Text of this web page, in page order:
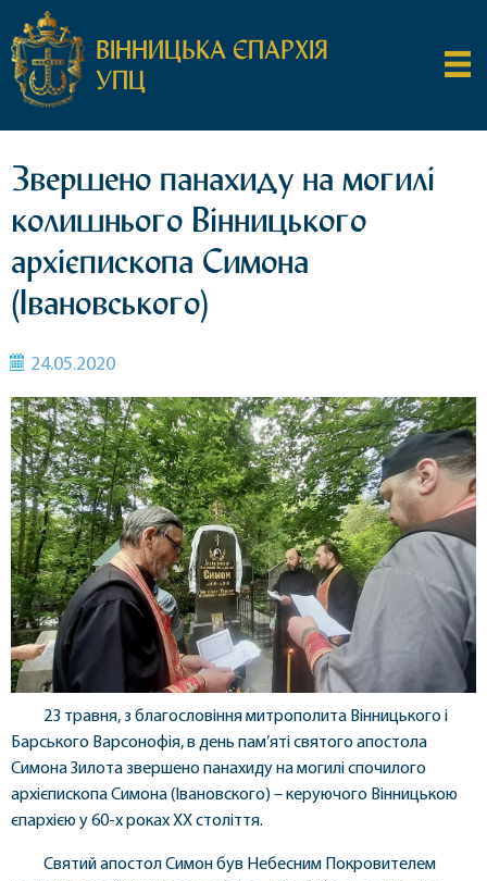
ВІННИЦЬКА ЄПАРХІЯ
УПЦ
Звершено панахиду на могилі
колишнього Вінницького
архієпископа Симона
(Івановського)
24.05.2020
23 травня, з благословіння митрополита Вінницького і
Барського Варсонофія, в день пам’яті святого апостола
Симона Зилота звершено панахиду на могилі спочилого
архієпископа Симона (Івановского) – керуючого Вінницькою
єпархією у 60-х роках XX століття.
Святий апостол Симон був Небесним Покровителем